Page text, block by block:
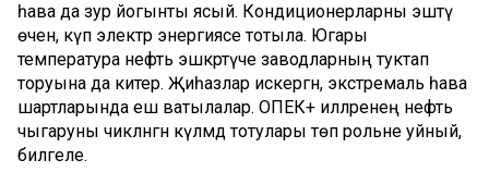
һава да зур йогынты ясый. Кондиционерларны эшәтү
өчен, күп электр энергиясе тотыла. Югары
температура нефть эшкәртүче заводларның туктап
торуына да китерә. Җиһазлар искергән, экстремаль һава
шартларында еш ватылалар. ОПЕК+ илләренең нефть
чыгаруны чикләнгән күләмдә тотулары төп рольне уйный,
билгеле.